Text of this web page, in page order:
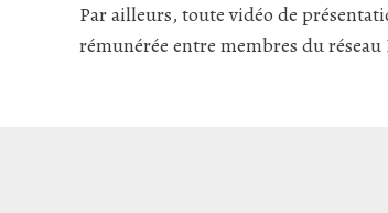
Par ailleurs, toute vidéo de
rémunérée entre membres du